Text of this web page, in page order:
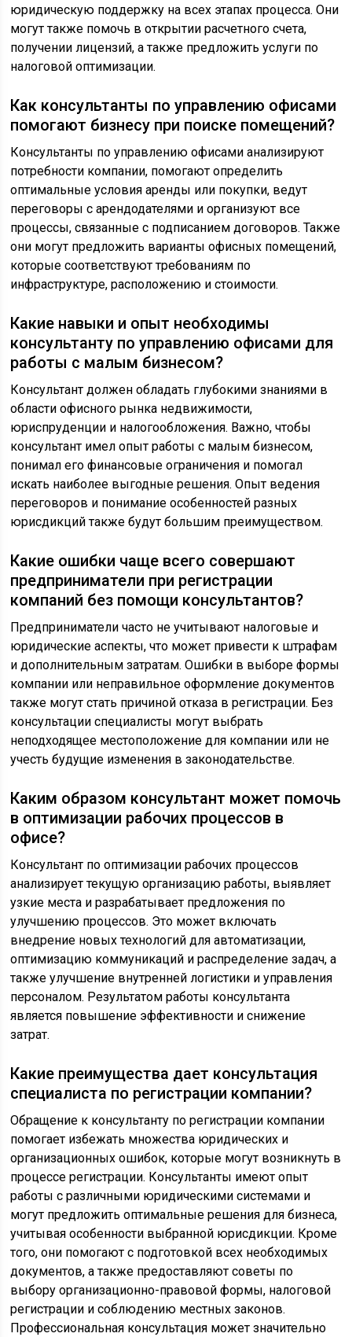
юридическую поддержку на всех этапах процесса. Они
могут также помочь в открытии расчетного счета,
получении лицензий, а также предложить услуги по
налоговой оптимизации.
Как консультанты по управлению офисами
помогают бизнесу при поиске помещений?
Консультанты по управлению офисами анализируют
потребности компании, помогают определить
оптимальные условия аренды или покупки, ведут
переговоры с арендодателями и организуют все
процессы, связанные с подписанием договоров. Также
они могут предложить варианты офисных помещений,
которые соответствуют требованиям по
инфраструктуре, расположению и стоимости.
Какие навыки и опыт необходимы
консультанту по управлению офисами для
работы с малым бизнесом?
Консультант должен обладать глубокими знаниями в
области офисного рынка недвижимости,
юриспруденции и налогообложения. Важно, чтобы
консультант имел опыт работы с малым бизнесом,
понимал его финансовые ограничения и помогал
искать наиболее выгодные решения. Опыт ведения
переговоров и понимание особенностей разных
юрисдикций также будут большим преимуществом.
Какие ошибки чаще всего совершают
предприниматели при регистрации
компаний без помощи консультантов?
Предприниматели часто не учитывают налоговые и
юридические аспекты, что может привести к штрафам
и дополнительным затратам. Ошибки в выборе формы
компании или неправильное оформление документов
также могут стать причиной отказа в регистрации. Без
консультации специалисты могут выбрать
неподходящее местоположение для компании или не
учесть будущие изменения в законодательстве.
Каким образом консультант может помочь
в оптимизации рабочих процессов в
офисе?
Консультант по оптимизации рабочих процессов
анализирует текущую организацию работы, выявляет
узкие места и разрабатывает предложения по
улучшению процессов. Это может включать
внедрение новых технологий для автоматизации,
оптимизацию коммуникаций и распределение задач, а
также улучшение внутренней логистики и управления
персоналом. Результатом работы консультанта
является повышение эффективности и снижение
затрат.
Какие преимущества дает консультация
специалиста по регистрации компании?
Обращение к консультанту по регистрации компании
помогает избежать множества юридических и
организационных ошибок, которые могут возникнуть в
процессе регистрации. Консультанты имеют опыт
работы с различными юридическими системами и
могут предложить оптимальные решения для бизнеса,
учитывая особенности выбранной юрисдикции. Кроме
того, они помогают с подготовкой всех необходимых
документов, а также предоставляют советы по
выбору организационно-правовой формы, налоговой
регистрации и соблюдению местных законов.
Профессиональная консультация может значительно